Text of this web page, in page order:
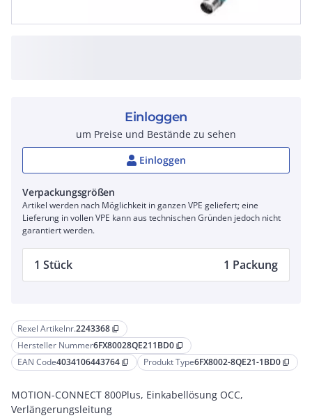
Rexel Artikelnr.2243368 content_copy
Hersteller Nummer6FX80028QE211BD0 content_copy
EAN Code4034106443764 content_copy Produkt Type6FX8002-8QE21-1BD0 content_copy
MOTION-CONNECT 800Plus, Einkabellösung OCC,
Verlängerungsleitung
Einloggen
um Preise und Bestände zu sehen
Einloggen
Verpackungsgrößen
Artikel werden nach Möglichkeit in ganzen VPE geliefert; eine
Lieferung in vollen VPE kann aus technischen Gründen jedoch nicht
garantiert werden.
1 Stück 1 Packung